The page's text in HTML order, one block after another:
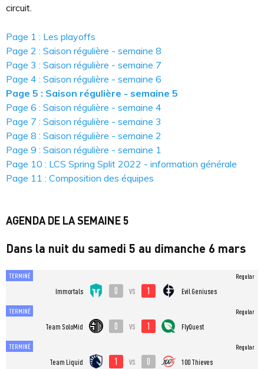
circuit.
Page 1 : Les playoffs
Page 2 : Saison régulière - semaine 8
Page 3 : Saison régulière - semaine 7
Page 4 : Saison régulière - semaine 6
Page 5 : Saison régulière - semaine 5
Page 6 : Saison régulière - semaine 4
Page 7 : Saison régulière - semaine 3
Page 8 : Saison régulière - semaine 2
Page 9 : Saison régulière - semaine 1
Page 10 : LCS Spring Split 2022 - information générale
Page 11 : Composition des équipes
AGENDA DE LA SEMAINE 5
Dans la nuit du samedi 5 au dimanche 6 mars
TERMINÉ
Immortals 0 vs 1 Evil Geniuses
Regular
TERMINÉ
Team SoloMid 0 vs 1 FlyQuest
Regular
TERMINÉ
Team Liquid 1 vs 0 100 Thieves
Regular